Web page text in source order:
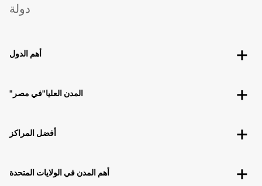
دولة
أهم الدول
"المدن العليا"في مصر
أفضل المراكز
أهم المدن في الولايات المتحدة